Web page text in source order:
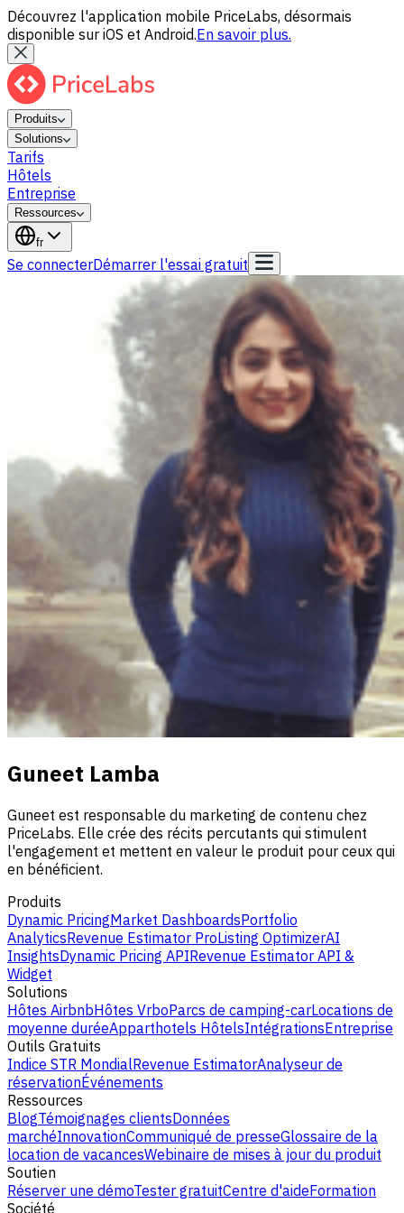
Découvrez l'application mobile PriceLabs, désormais
disponible sur iOS et Android.En savoir plus.
Produits
Solutions
Tarifs
Hôtels
Entreprise
Ressources
fr
Se connecterDémarrer l'essai gratuit
Guneet Lamba
Guneet est responsable du marketing de contenu chez
PriceLabs. Elle crée des récits percutants qui stimulent
l'engagement et mettent en valeur le produit pour ceux qui
en bénéficient.
Produits
Dynamic PricingMarket DashboardsPortfolio
AnalyticsRevenue Estimator ProListing OptimizerAI
InsightsDynamic Pricing APIRevenue Estimator API &
Widget
Solutions
Hôtes AirbnbHôtes VrboParcs de camping-carLocations de
moyenne duréeApparthotels HôtelsIntégrationsEntreprise
Outils Gratuits
Indice STR MondialRevenue EstimatorAnalyseur de
réservationÉvénements
Ressources
BlogTémoignages clientsDonnées
marchéInnovationCommuniqué de presseGlossaire de la
location de vacancesWebinaire de mises à jour du produit
Soutien
Réserver une démoTester gratuitCentre d'aideFormation
Société